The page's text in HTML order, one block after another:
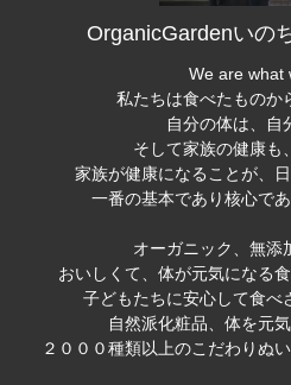
OrganicGardenい
We are what
私たちは食べたものか
自分の体は、自
そして家族の健康も
家族が健康になることが、
一番の基本であり核心で
オーガニック、無添
おいしくて、体が元気になる
子どもたちに安心して食べ
自然派化粧品、体を元
２０００種類以上のこだわりぬ